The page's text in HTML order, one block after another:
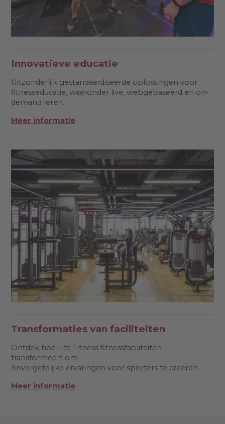
Innovatieve educatie
Uitzonderlijk gestandaardiseerde oplossingen voor
fitnesseducatie, waaronder live, webgebaseerd en on-
demand leren.
Meer informatie
Transformaties van faciliteiten
Ontdek hoe Life Fitness fitnessfaciliteiten
transformeert om
onvergetelijke ervaringen voor sporters te creëren.
Meer informatie